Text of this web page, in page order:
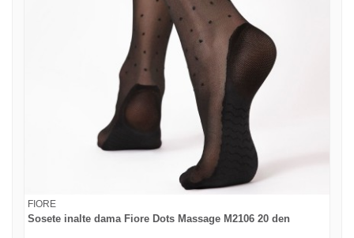
FIORE
Sosete inalte dama Fiore Dots Massage M2106 20 den